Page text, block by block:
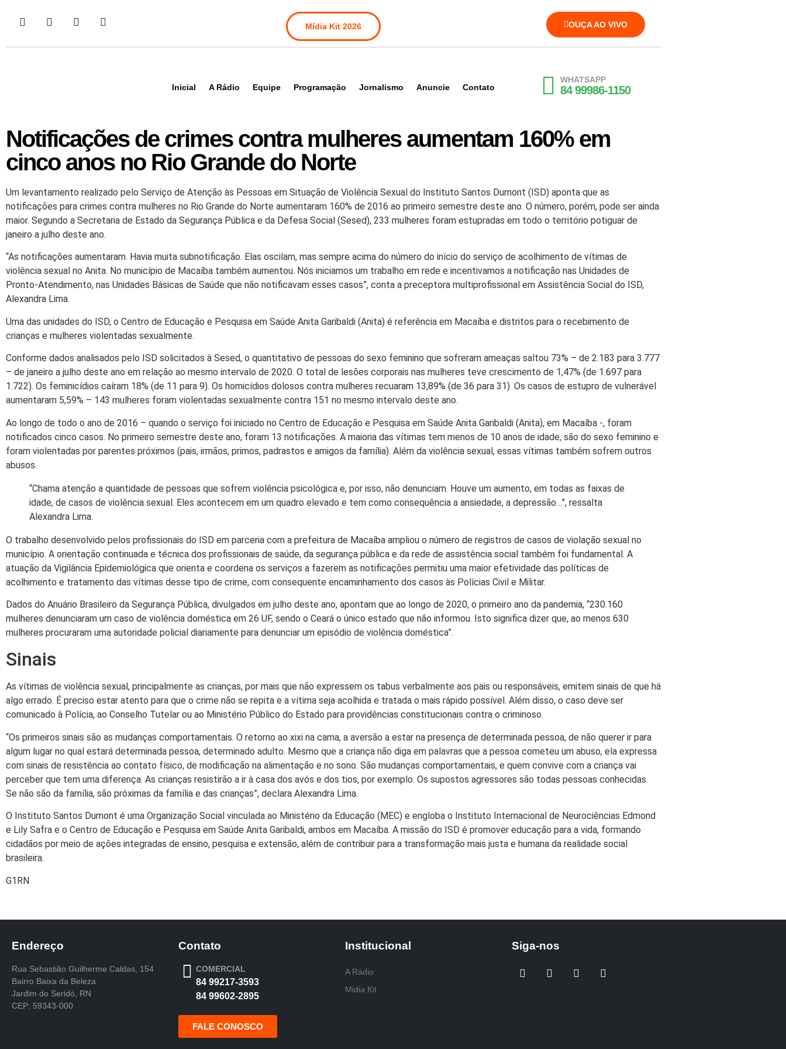
Mídia Kit 2026 OUÇA AO VIVO
Inicial A Rádio Equipe Programação Jornalismo Anuncie Contato
WHATSAPP
84 99986-1150
Notificações de crimes contra mulheres aumentam 160% em
cinco anos no Rio Grande do Norte
Um levantamento realizado pelo Serviço de Atenção às Pessoas em Situação de Violência Sexual do Instituto Santos Dumont (ISD) aponta que as
notificações para crimes contra mulheres no Rio Grande do Norte aumentaram 160% de 2016 ao primeiro semestre deste ano. O número, porém, pode ser ainda
maior. Segundo a Secretaria de Estado da Segurança Pública e da Defesa Social (Sesed), 233 mulheres foram estupradas em todo o território potiguar de
janeiro a julho deste ano.
“As notificações aumentaram. Havia muita subnotificação. Elas oscilam, mas sempre acima do número do início do serviço de acolhimento de vítimas de
violência sexual no Anita. No município de Macaíba também aumentou. Nós iniciamos um trabalho em rede e incentivamos a notificação nas Unidades de
Pronto-Atendimento, nas Unidades Básicas de Saúde que não notificavam esses casos”, conta a preceptora multiprofissional em Assistência Social do ISD,
Alexandra Lima.
Uma das unidades do ISD, o Centro de Educação e Pesquisa em Saúde Anita Garibaldi (Anita) é referência em Macaíba e distritos para o recebimento de
crianças e mulheres violentadas sexualmente.
Conforme dados analisados pelo ISD solicitados à Sesed, o quantitativo de pessoas do sexo feminino que sofreram ameaças saltou 73% – de 2.183 para 3.777
– de janeiro a julho deste ano em relação ao mesmo intervalo de 2020. O total de lesões corporais nas mulheres teve crescimento de 1,47% (de 1.697 para
1.722). Os feminicídios caíram 18% (de 11 para 9). Os homicídios dolosos contra mulheres recuaram 13,89% (de 36 para 31). Os casos de estupro de vulnerável
aumentaram 5,59% – 143 mulheres foram violentadas sexualmente contra 151 no mesmo intervalo deste ano.
Ao longo de todo o ano de 2016 – quando o serviço foi iniciado no Centro de Educação e Pesquisa em Saúde Anita Garibaldi (Anita), em Macaíba -, foram
notificados cinco casos. No primeiro semestre deste ano, foram 13 notificações. A maioria das vítimas tem menos de 10 anos de idade, são do sexo feminino e
foram violentadas por parentes próximos (pais, irmãos, primos, padrastos e amigos da família). Além da violência sexual, essas vítimas também sofrem outros
abusos.
“Chama atenção a quantidade de pessoas que sofrem violência psicológica e, por isso, não denunciam. Houve um aumento, em todas as faixas de
idade, de casos de violência sexual. Eles acontecem em um quadro elevado e tem como consequência a ansiedade, a depressão…”, ressalta
Alexandra Lima.
O trabalho desenvolvido pelos profissionais do ISD em parceria com a prefeitura de Macaíba ampliou o número de registros de casos de violação sexual no
município. A orientação continuada e técnica dos profissionais de saúde, da segurança pública e da rede de assistência social também foi fundamental. A
atuação da Vigilância Epidemiológica que orienta e coordena os serviços a fazerem as notificações permitiu uma maior efetividade das políticas de
acolhimento e tratamento das vítimas desse tipo de crime, com consequente encaminhamento dos casos às Polícias Civil e Militar.
Dados do Anuário Brasileiro da Segurança Pública, divulgados em julho deste ano, apontam que ao longo de 2020, o primeiro ano da pandemia, “230.160
mulheres denunciaram um caso de violência doméstica em 26 UF, sendo o Ceará o único estado que não informou. Isto significa dizer que, ao menos 630
mulheres procuraram uma autoridade policial diariamente para denunciar um episódio de violência doméstica”.
Sinais
As vítimas de violência sexual, principalmente as crianças, por mais que não expressem os tabus verbalmente aos pais ou responsáveis, emitem sinais de que há
algo errado. É preciso estar atento para que o crime não se repita e a vítima seja acolhida e tratada o mais rápido possível. Além disso, o caso deve ser
comunicado à Polícia, ao Conselho Tutelar ou ao Ministério Público do Estado para providências constitucionais contra o criminoso.
“Os primeiros sinais são as mudanças comportamentais. O retorno ao xixi na cama, a aversão a estar na presença de determinada pessoa, de não querer ir para
algum lugar no qual estará determinada pessoa, determinado adulto. Mesmo que a criança não diga em palavras que a pessoa cometeu um abuso, ela expressa
com sinais de resistência ao contato físico, de modificação na alimentação e no sono. São mudanças comportamentais, e quem convive com a criança vai
perceber que tem uma diferença. As crianças resistirão a ir à casa dos avós e dos tios, por exemplo. Os supostos agressores são todas pessoas conhecidas.
Se não são da família, são próximas da família e das crianças”, declara Alexandra Lima.
O Instituto Santos Dumont é uma Organização Social vinculada ao Ministério da Educação (MEC) e engloba o Instituto Internacional de Neurociências Edmond
e Lily Safra e o Centro de Educação e Pesquisa em Saúde Anita Garibaldi, ambos em Macaíba. A missão do ISD é promover educação para a vida, formando
cidadãos por meio de ações integradas de ensino, pesquisa e extensão, além de contribuir para a transformação mais justa e humana da realidade social
brasileira.
G1RN
Endereço
Rua Sebastião Guilherme Caldas, 154
Bairro Baixa da Beleza
Jardim do Seridó, RN
CEP: 59343-000
Contato
COMERCIAL
84 99217-3593
84 99602-2895
FALE CONOSCO
Institucional
A Rádio
Midia Kit
Siga-nos